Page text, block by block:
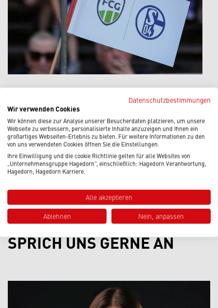
FUSSBALL VERBINDET – EIN B
ESONDERER NACHMITTAG IM H
EIDEWALD
Beitrag lesen
SPRICH UNS GERNE AN
Datenschutzbestimmungen
Wir verwenden Cookies
Wir können diese zur Analyse unserer Besucherdaten platzieren, um unsere
Webseite zu verbessern, personalisierte Inhalte anzuzeigen und Ihnen ein
großartiges Webseiten-Erlebnis zu bieten. Für weitere Informationen zu den
von uns verwendeten Cookies öffnen Sie die Einstellungen.
Ihre Einwilligung und die cookie Richtlinie gelten für alle Websites von
„Unternehmensgruppe Hagedorn“, einschließlich: Hagedorn Verantwortung,
Hagedorn, Hagedorn Karriere.
Alle akzeptieren
Ablehnen Nein, anpassen